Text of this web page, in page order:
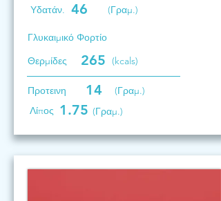
Υδατάν. 46 (Γραμ.)
Γλυκαιμικό Φορτίο
Θερμίδες
265 (kcals)
Προτεινη 14
(Γραμ.)
Λίπος 1.75 (Γραμ.)